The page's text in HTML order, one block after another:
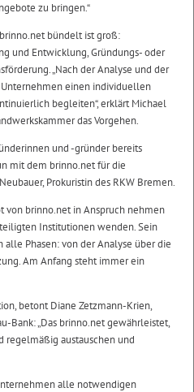
zu bringen.“
bündelt ist groß:
und Entwicklung, Gründungs- oder
„Nach der Analyse und der
einen individuellen
begleiten“, erklärt Michael
das Vorgehen.
und -gründer bereits
mit dem brinno.net für die
Prokuristin des RKW Bremen.
von brinno.net in Anspruch nehmen
Institutionen wenden. Sein
Phasen: von der Analyse über die
Am Anfang steht immer ein
betont Diane Zetzmann-Krien,
Bank: „Das brinno.net gewährleistet,
regelmäßig austauschen und
alle notwendigen